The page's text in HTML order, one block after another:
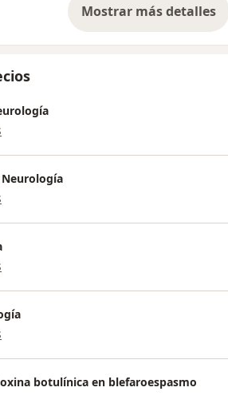
Mostrar más detalles
sobre la
Neurología
botulínica en blefaroespasmo